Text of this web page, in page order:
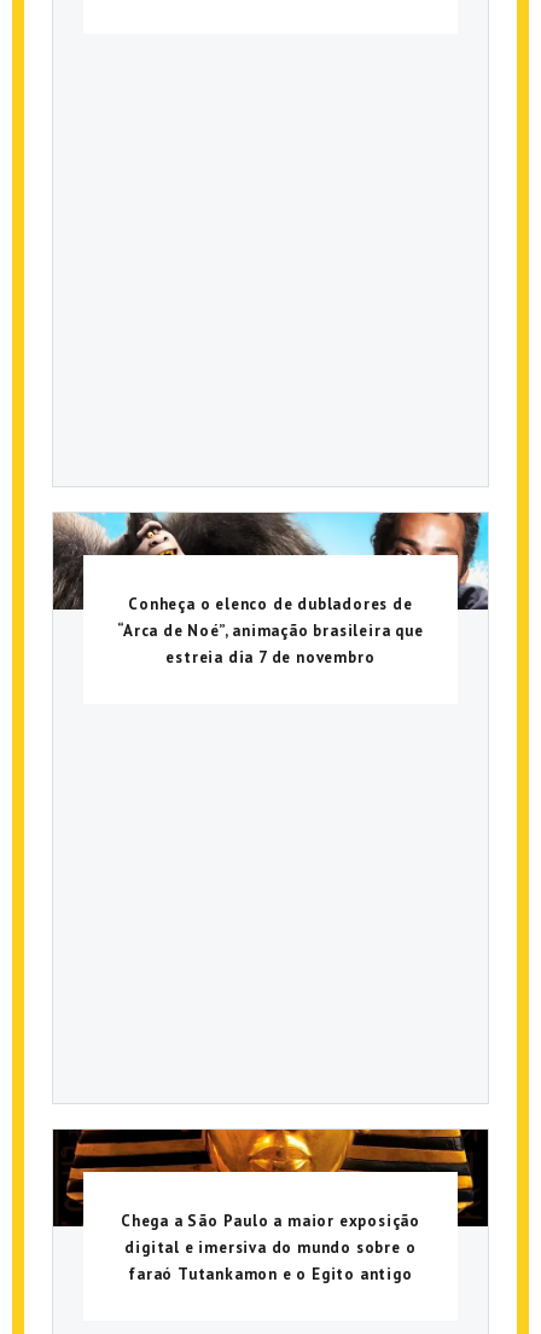
Conheça o elenco de dubladores de
“Arca de Noé”, animação brasileira que
estreia dia 7 de novembro
Chega a São Paulo a maior exposição
digital e imersiva do mundo sobre o
faraó Tutankamon e o Egito antigo